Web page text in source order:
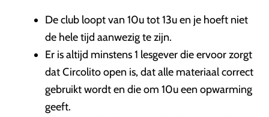
De club loopt van 10u tot 13u en je hoeft niet
de hele tijd aanwezig te zijn.
Er is altijd minstens 1 lesgever die ervoor zorgt
dat Circolito open is, dat alle materiaal correct
gebruikt wordt en die om 10u een opwarming
geeft.